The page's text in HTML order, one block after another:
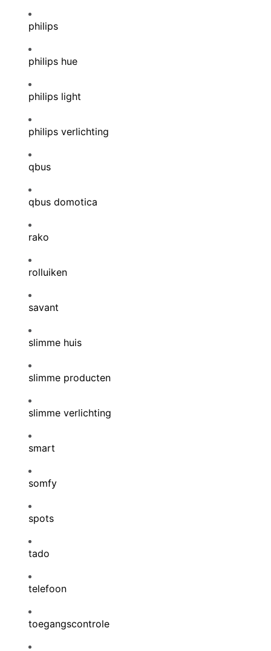
philips
philips hue
philips light
philips verlichting
qbus
qbus domotica
rako
rolluiken
savant
slimme huis
slimme producten
slimme verlichting
smart
somfy
spots
tado
telefoon
toegangscontrole